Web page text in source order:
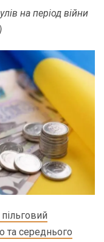
на період війни
та середнього